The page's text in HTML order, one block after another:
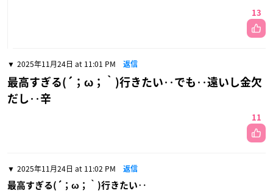
13
2025年11月24日 at 11:01 PM 返信
最高すぎる(´；ω；｀)行きたい‥でも‥遠いし金欠
だし‥辛
11
2025年11月24日 at 11:02 PM 返信
最高すぎる(´；ω；｀)行きたい‥